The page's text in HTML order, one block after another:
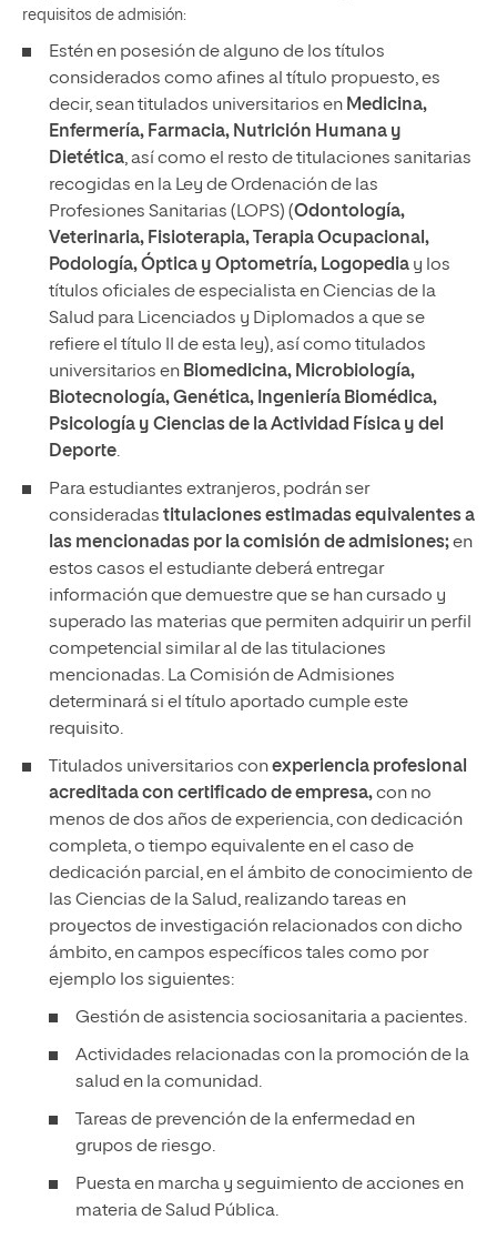
requisitos de admisión:
Estén en posesión de alguno de los títulos
considerados como afines al título propuesto, es
decir, sean titulados universitarios en Medicina,
Enfermería, Farmacia, Nutrición Humana y
Dietética, así como el resto de titulaciones sanitarias
recogidas en la Ley de Ordenación de las
Profesiones Sanitarias (LOPS) (Odontología,
Veterinaria, Fisioterapia, Terapia Ocupacional,
Podología, Óptica y Optometría, Logopedia y los
títulos oficiales de especialista en Ciencias de la
Salud para Licenciados y Diplomados a que se
refiere el título II de esta ley), así como titulados
universitarios en Biomedicina, Microbiología,
Biotecnología, Genética, Ingeniería Biomédica,
Psicología y Ciencias de la Actividad Física y del
Deporte.
Para estudiantes extranjeros, podrán ser
consideradas titulaciones estimadas equivalentes a
las mencionadas por la comisión de admisiones;en
estos casos el estudiante deberá entregar
información que demuestre que se han cursado y
superado las materias que permiten adquirir un perfil
competencial similar al de las titulaciones
mencionadas. La Comisión de Admisiones
determinará si el título aportado cumple este
requisito.
Titulados universitarios conexperiencia profesional
acreditada con certificado de empresa,con no
menos de dos años de experiencia, con dedicación
completa, o tiempo equivalente en el caso de
dedicación parcial, en el ámbito de conocimiento de
las Ciencias de la Salud, realizando tareas en
proyectos de investigación relacionados con dicho
ámbito, en campos específicos tales como por
ejemplo los siguientes:
Gestión de asistencia sociosanitaria a pacientes.
Actividades relacionadas con la promoción de la
salud en la comunidad.
Tareas de prevención de la enfermedad en
grupos de riesgo.
Puesta en marcha y seguimiento de acciones en
materia de Salud Pública.